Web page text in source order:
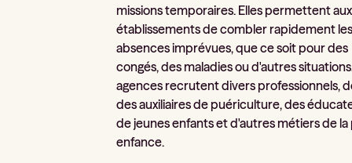
missions temporaires. Elles permettent aux
établissements de combler rapidement
absences imprévues, que ce soit pour des
congés, des maladies ou d'autres
agences recrutent divers professionnels,
des auxiliaires de puériculture, des
de jeunes enfants et d'autres métiers de
enfance.